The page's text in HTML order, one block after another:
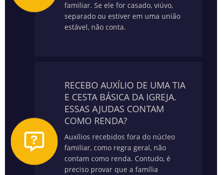
familiar. Se ele for casado, viúvo,
separado ou estiver em uma união
estável, não conta.
RECEBO AUXÍLIO DE UMA TIA
E CESTA BÁSICA DA IGREJA.
ESSAS AJUDAS CONTAM
COMO RENDA?
Auxílios recebidos fora do núcleo
familiar, como regra geral, não
contam como renda. Contudo, é
preciso provar que a família